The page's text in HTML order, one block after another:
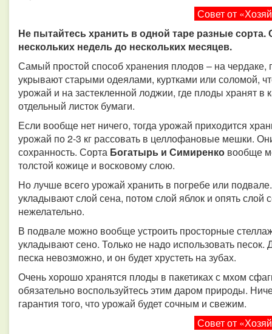
Совет от
Не пытайтесь хранить в одной таре разные сорта.
нескольких недель до нескольких месяцев.
Самый простой способ хранения плодов – на
укрывают старыми одеялами, куртками или соломой,
урожай и на застекленной лоджии, где плоды хранят
отдельный листок бумаги.
Если вообще нет ничего, тогда урожай приходится
урожай по 2-3 кг рассовать в целлофановые мешки.
сохранность. Сорта Богатырь и Симиренко вообще
толстой кожице и восковому слою.
Но лучше всего урожай хранить в погребе или
укладывают слой сена, потом слой яблок и опять слой
нежелательно.
В подвале можно вообще устроить просторные
укладывают сено. Только не надо использовать песок.
песка невозможно, и он будет хрустеть на зубах.
Очень хорошо хранятся плоды в пакетиках с мхом
обязательно воспользуйтесь этим даром природы.
гарантия того, что урожай будет сочным и свежим.
Совет от